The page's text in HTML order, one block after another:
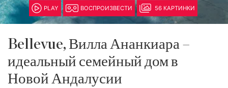
PLAY ВОСПРОИЗВЕСТИ 56 КАРТИНКИ
Bellevue, Вилла Ананкиара –
идеальный семейный дом в
Новой Андалусии